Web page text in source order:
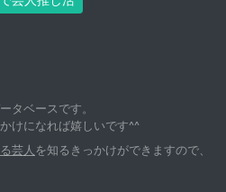
タベースです。
けになれば嬉しいです^^
芸人を知るきっかけができますので、